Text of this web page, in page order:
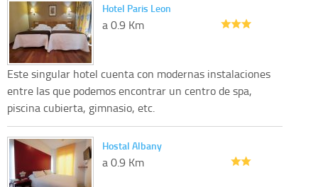
Hotel Paris Leon
a 0.9 Km
Este singular hotel cuenta con modernas instalaciones
entre las que podemos encontrar un centro de spa,
piscina cubierta, gimnasio, etc.
Hostal Albany
a 0.9 Km